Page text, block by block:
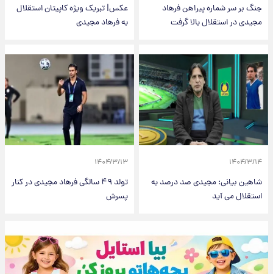
جنگ بر سر شماره پیراهن فرهاد
مجیدی در استقلال بالا گرفت
عکس| تبریک ویژه کاپیتان استقلال
به فرهاد مجیدی
۱۴۰۴/۳/۱۴
شاهین بیانی: مجیدی صد درصد به
استقلال می آید
۱۴۰۴/۳/۱۳
تولد ۴۹ سالگی فرهاد مجیدی در کنار
پسرش